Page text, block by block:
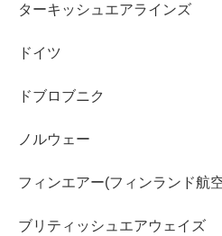
ターキッシュエアラインズ
ドイツ
ドブロブニク
ノルウェー
フィンエアー(フィンランド航空
ブリティッシュエアウェイズ